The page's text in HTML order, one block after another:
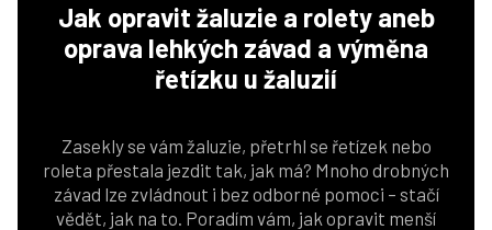
Jak opravit žaluzie a rolety aneb
oprava lehkých závad a výměna
řetízku u žaluzií
Zasekly se vám žaluzie, přetrhl se řetízek nebo
roleta přestala jezdit tak, jak má? Mnoho drobných
závad lze zvládnout i bez odborné pomoci – stačí
vědět, jak na to. Poradím vám, jak opravit menší